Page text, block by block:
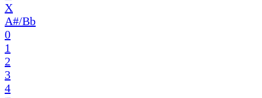
X
A#/Bb
0
1
2
3
4